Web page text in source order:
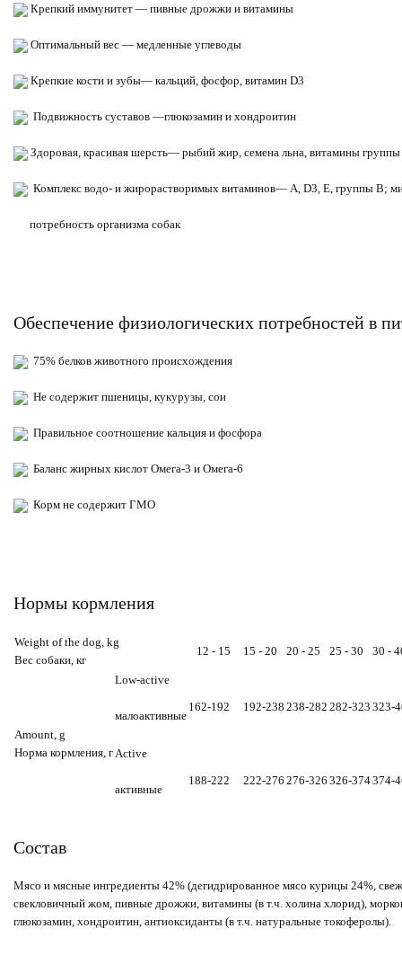
Крепкий иммунитет — пивные дрожжи и витамины
Оптимальный вес — медленные углеводы
Крепкие кости и зубы— кальций, фосфор, витамин D3
Подвижность суставов —глюкозамин и хондроитин
Здоровая, красивая шерсть— рыбий жир, семена льна, витамины
Комплекс водо- и жирорастворимых витаминов— А, D3, Е, группы В;
потребность организма собак
Обеспечение физиологических потребностей в
75% белков животного происхождения
Не содержит пшеницы, кукурузы, сои
Правильное соотношение кальция и фосфора
Баланс жирных кислот Омега-3 и Омега-6
Корм не содержит ГМО
Нормы кормления
Weight of the dog, kg
Вес собаки, кг
12 - 15 15 - 20 20 - 25 25 - 30 30 -
Amount, g
Норма кормления, г
Low-active
малоактивные
162-192 192-238 238-282 282-323 323-
Active
активные
188-222 222-276 276-326 326-374374-
Состав
Мясо и мясные ингредиенты 42% (дегидрированное мясо курицы 24%,
свекловичный жом, пивные дрожжи, витамины (в т.ч. холина хлорид),
глюкозамин, хондроитин, антиоксиданты (в т.ч. натуральные токоферолы).